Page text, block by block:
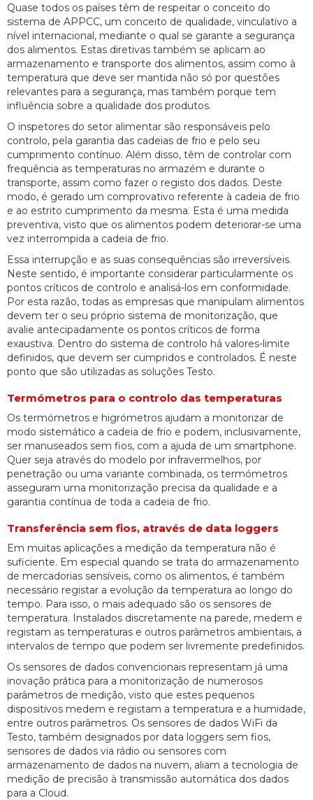
Quase todos os países têm de respeitar o conceito do
sistema de APPCC, um conceito de qualidade, vinculativo a
nível internacional, mediante o qual se garante a segurança
dos alimentos. Estas diretivas também se aplicam ao
armazenamento e transporte dos alimentos, assim como à
temperatura que deve ser mantida não só por questões
relevantes para a segurança, mas também porque tem
influência sobre a qualidade dos produtos.
O inspetores do setor alimentar são responsáveis pelo
controlo, pela garantia das cadeias de frio e pelo seu
cumprimento contínuo. Além disso, têm de controlar com
frequência as temperaturas no armazém e durante o
transporte, assim como fazer o registo dos dados. Deste
modo, é gerado um comprovativo referente à cadeia de frio
e ao estrito cumprimento da mesma. Esta é uma medida
preventiva, visto que os alimentos podem deteriorar-se uma
vez interrompida a cadeia de frio.
Essa interrupção e as suas consequências são irreversíveis.
Neste sentido, é importante considerar particularmente os
pontos críticos de controlo e analisá-los em conformidade.
Por esta razão, todas as empresas que manipulam alimentos
devem ter o seu próprio sistema de monitorização, que
avalie antecipadamente os pontos críticos de forma
exaustiva. Dentro do sistema de controlo há valores-limite
definidos, que devem ser cumpridos e controlados. É neste
ponto que são utilizadas as soluções Testo.
Termómetros para o controlo das temperaturas
Os termómetros e higrómetros ajudam a monitorizar de
modo sistemático a cadeia de frio e podem, inclusivamente,
ser manuseados sem fios, com a ajuda de um smartphone.
Quer seja através do modelo por infravermelhos, por
penetração ou uma variante combinada, os termómetros
asseguram uma monitorização precisa da qualidade e a
garantia contínua de toda a cadeia de frio.
Transferência sem fios, através de data loggers
Em muitas aplicações a medição da temperatura não é
suficiente. Em especial quando se trata do armazenamento
de mercadorias sensíveis, como os alimentos, é também
necessário registar a evolução da temperatura ao longo do
tempo. Para isso, o mais adequado são os sensores de
temperatura. Instalados discretamente na parede, medem e
registam as temperaturas e outros parâmetros ambientais, a
intervalos de tempo que podem ser livremente predefinidos.
Os sensores de dados convencionais representam já uma
inovação prática para a monitorização de numerosos
parâmetros de medição, visto que estes pequenos
dispositivos medem e registam a temperatura e a humidade,
entre outros parâmetros. Os sensores de dados WiFi da
Testo, também designados por data loggers sem fios,
sensores de dados via rádio ou sensores com
armazenamento de dados na nuvem, aliam a tecnologia de
medição de precisão à transmissão automática dos dados
para a Cloud.